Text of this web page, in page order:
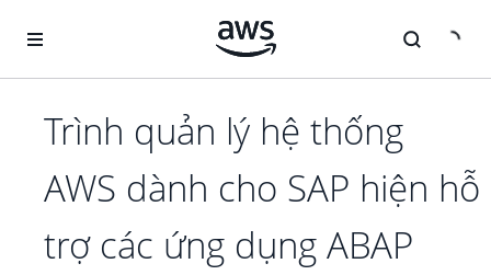
Trình quản lý hệ thống
AWS dành cho SAP hiện hỗ
trợ các ứng dụng ABAP